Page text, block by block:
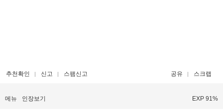
추천확인 신고 스팸신고 공유 스크랩
메뉴 인장보기 EXP 91%